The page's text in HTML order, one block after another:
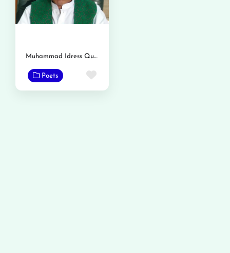
Muhammad Idress Qureshi
Poets Favorite